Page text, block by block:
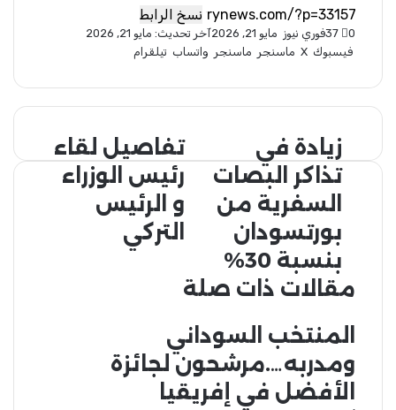
نسخ الرابط
فوري نيوز أ
ر
ل
ب
د
ا
إ
ل
ك
و
ا
مايو 21, 2026 آخر تحديث: مايو 21, 2026 0
فيسبوك ‫X ماسنجر ماسنجر واتساب تيلقرام
ت
ف
ص
ي
ا
ئ
س
ا
تفاصيل لقاء
رئيس الوزراء
و الرئيس
التركي
ز
ي
ا
ف
ي
ذ
ر
ا
ل
ب
زيادة في
تذاكر البصات
السفرية من
بورتسودان
بنسبة 30%
مقالات ذات صلة
المنتخب السوداني
ومدربه….مرشحون لجائزة
الأفضل في إفريقيا